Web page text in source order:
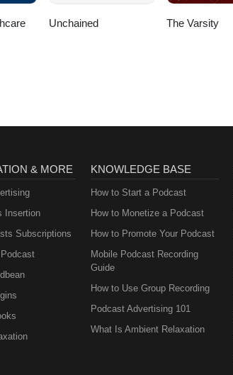
Unchained The Varsity
& MORE
Insertion
Subscriptions
KNOWLEDGE BASE
How to Start a Podcast
How to Monetize a Podcast
How to Promote Your Podcast
Mobile Podcast Recording
Guide
How to Use Group Recording
Podcast Advertising 101
What Is Ambient Relaxation